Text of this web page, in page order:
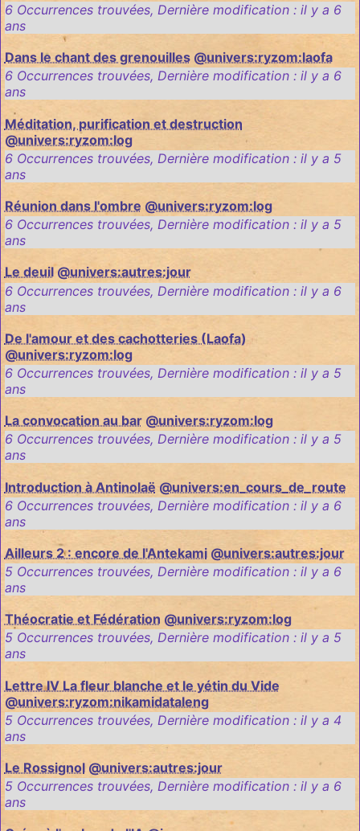
6 Occurrences trouvées, Dernière modification : il y a 6
ans
Dans le chant des grenouilles @univers:ryzom:laofa
6 Occurrences trouvées, Dernière modification : il y a 6
ans
Méditation, purification et destruction
@univers:ryzom:log
6 Occurrences trouvées, Dernière modification : il y a 5
ans
Réunion dans l'ombre @univers:ryzom:log
6 Occurrences trouvées, Dernière modification : il y a 5
ans
Le deuil @univers:autres:jour
6 Occurrences trouvées, Dernière modification : il y a 6
ans
De l'amour et des cachotteries (Laofa)
@univers:ryzom:log
6 Occurrences trouvées, Dernière modification : il y a 5
ans
La convocation au bar @univers:ryzom:log
6 Occurrences trouvées, Dernière modification : il y a 5
ans
Introduction à Antinolaë @univers:en_cours_de_route
6 Occurrences trouvées, Dernière modification : il y a 6
ans
Ailleurs 2 : encore de l'Antekami @univers:autres:jour
5 Occurrences trouvées, Dernière modification : il y a 6
ans
Théocratie et Fédération @univers:ryzom:log
5 Occurrences trouvées, Dernière modification : il y a 5
ans
Lettre IV La fleur blanche et le yétin du Vide
@univers:ryzom:nikamidataleng
5 Occurrences trouvées, Dernière modification : il y a 4
ans
Le Rossignol @univers:autres:jour
5 Occurrences trouvées, Dernière modification : il y a 6
ans